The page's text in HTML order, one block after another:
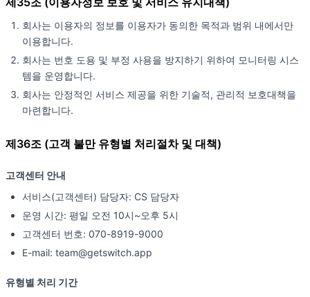
회사는 이용자의 정보를 이용자가 동의한 목적과 범위 내에서만
이용합니다.
회사는 번호 도용 및 부정 사용을 방지하기 위하여 모니터링 시스
템을 운영합니다.
회사는 안정적인 서비스 제공을 위한 기술적, 관리적 보호대책을
마련합니다.
제36조 (고객 불만 유형별 처리절차 및 대책)
고객센터 안내
서비스(고객센터) 담당자: CS 담당자
운영 시간: 평일 오전 10시~오후 5시
고객센터 번호: 070-8919-9000
E-mail: team@getswitch.app
유형별 처리 기간